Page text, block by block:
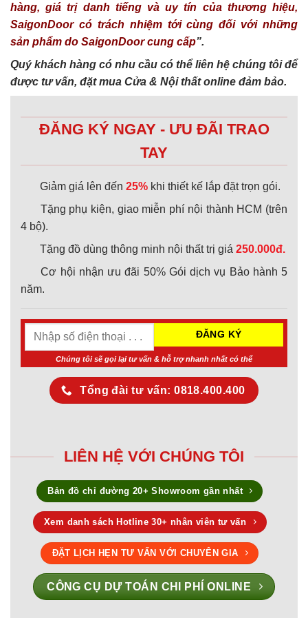
hàng, giá trị danh tiếng và uy tín của thương hiệu,
SaigonDoor có trách nhiệm tới cùng đối với những
sản phẩm do SaigonDoor cung cấp”.
Quý khách hàng có nhu cầu có thể liên hệ chúng tôi để
được tư vấn, đặt mua Cửa & Nội thất online đảm bảo.
ĐĂNG KÝ NGAY - ƯU ĐÃI TRAO
TAY
Giảm giá lên đến 25% khi thiết kế lắp đặt trọn gói.
Tặng phụ kiện, giao miễn phí nội thành HCM (trên
4 bộ).
Tặng đồ dùng thông minh nội thất trị giá 250.000đ.
Cơ hội nhận ưu đãi 50% Gói dịch vụ Bảo hành 5
năm.
Chúng tôi sẽ gọi lại tư vấn & hỗ trợ nhanh nhất có thể
Tổng đài tư vấn: 0818.400.400
LIÊN HỆ VỚI CHÚNG TÔI
Bản đồ chỉ đường 20+ Showroom gần nhất
Xem danh sách Hotline 30+ nhân viên tư vấn
ĐẶT LỊCH HẸN TƯ VẤN VỚI CHUYÊN GIA
CÔNG CỤ DỰ TOÁN CHI PHÍ ONLINE